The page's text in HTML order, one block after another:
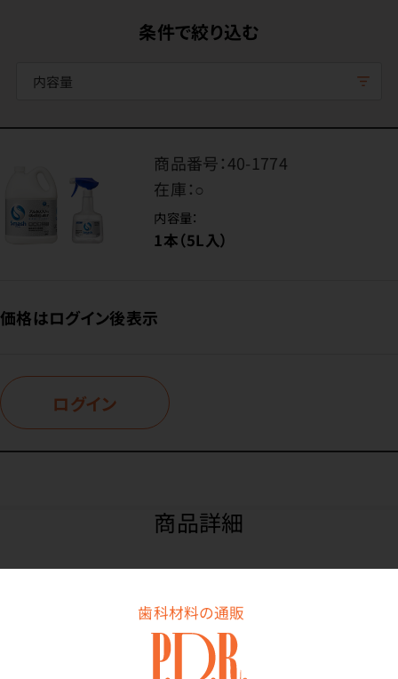
歯科材料の通販
条件で絞り込む
内容量
商品番号：40-1774
在庫：○
内容量：
1本（5L入）
価格はログイン後表示
ログイン
商品詳細
幅広い用途に使用できるアルカリフリー（中性）洗剤で